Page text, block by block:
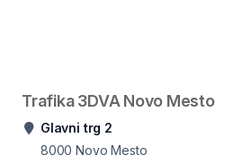
Trafika 3DVA Novo Mesto
Glavni trg 2
8000 Novo Mesto